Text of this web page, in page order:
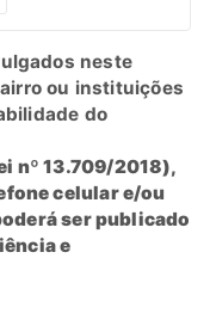
neste
ou instituições
do
nº 13.709/2018),
celular e/ou
ser publicado
e